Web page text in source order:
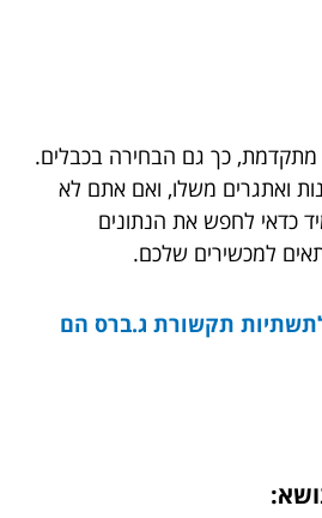
מתקדמת, כך גם הבחירה בכבלים.
ואתגרים משלו, ואם אתם לא
כדאי לחפש את הנתונים
למכשירים שלכם.
תקשורת ג.ברס הם